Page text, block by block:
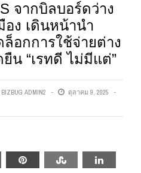
จากบิลบอร์ดว่าง
อง เดินหน้านำ
อกการใช้จ่ายต่าง
น “เรทดี ไม่มีแต่”
BIZBUG ADMIN2
ตุลาคม 9, 2025